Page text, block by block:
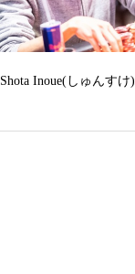
Shota Inoue(しゅんすけ)